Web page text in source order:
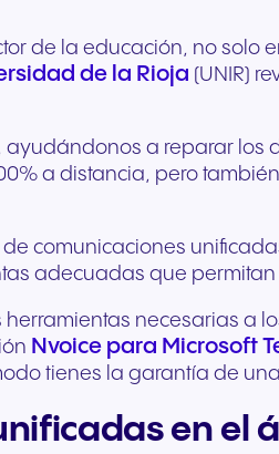
de la educación, no solo
de la Rioja (UNIR)
, ayudándonos a reparar los
a distancia, pero
comunicaciones
adecuadas que
necesarias a
Nvoice para Microsoft
tienes la garantía de una
en el